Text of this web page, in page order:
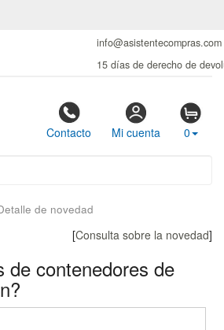
info@asistentecompras.com
15 días de derecho de
Contacto Mi cuenta 0
de novedad
[Consulta sobre la novedad]
de contenedores de